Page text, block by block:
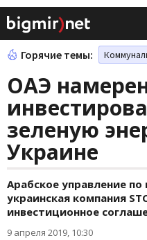
Горячие темы:
ОАЭ
зеленую
Украине
Арабское управление
украинская компания
инвестиционное
9 апреля 2019, 10:30